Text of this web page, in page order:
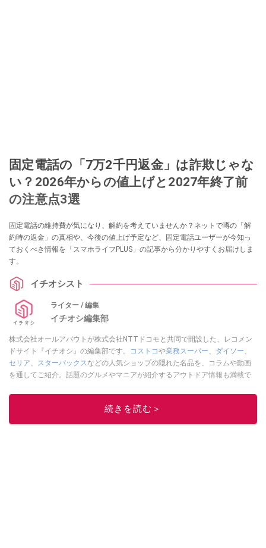
固定電話の「7万2千円返金」は詐欺じゃな
い？2026年からの値上げと2027年終了前
の注意点3選
固定電話の維持費が気になり、解約を考えていませんか？ネットで噂の「解
約時の返金」の真相や、今後の値上げ予定など、固定電話ユーザーが今知っ
ておくべき情報を「スマホライフPLUS」の記事から分かりやすくお届けしま
す。
イチオシスト
ライター / 編集
イチオシ編集部
株式会社オールアバウトが株式会社NTTドコモと共同で開設した、レコメン
ドサイト『イチオシ』の編集部です。
コストコや業務スーパー、 ダイソー、
セリア、 スターバックスなどの人気ショップの隠れた名品を、コラムや動画
を通してご紹介。話題のグルメやマニアが紹介するアウトドア情報も満載で
レビューしています。毎日トレンド情報をお届けしているので、ぜひ
してください！続きを読む＞